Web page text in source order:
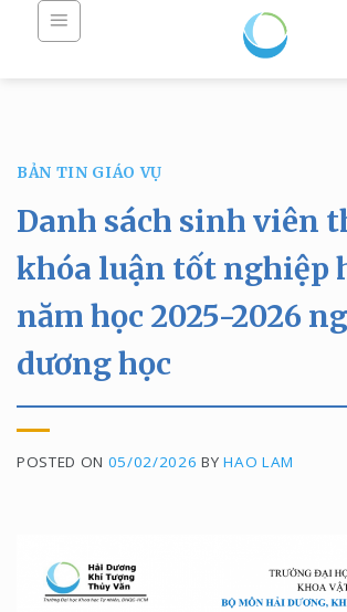
BẢN TIN GIÁO VỤ
Danh sách sinh viên
khóa luận tốt nghiệp
năm học 2025-2026
dương học
POSTED ON 05/02/2026 BYHAO LAM